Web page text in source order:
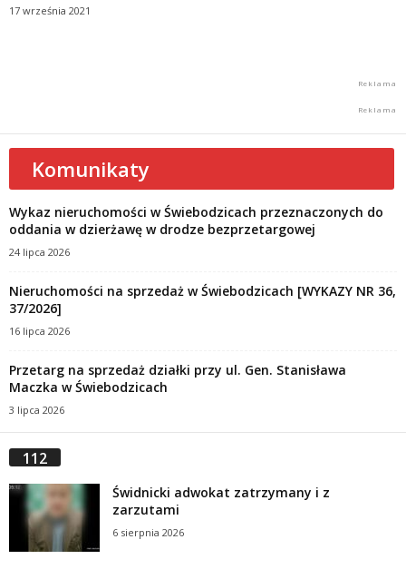
17 września 2021
Komunikaty
Wykaz nieruchomości w Świebodzicach przeznaczonych do
oddania w dzierżawę w drodze bezprzetargowej
24 lipca 2026
Nieruchomości na sprzedaż w Świebodzicach [WYKAZY NR 36,
37/2026]
16 lipca 2026
Przetarg na sprzedaż działki przy ul. Gen. Stanisława
Maczka w Świebodzicach
3 lipca 2026
112
Świdnicki adwokat zatrzymany i z
zarzutami
6 sierpnia 2026